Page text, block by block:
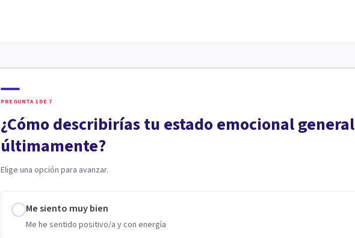
PREGUNTA 1 DE 7
¿Cómo describirías tu estado emocional general
últimamente?
Elige una opción para avanzar.
Me siento muy bien
Me he sentido positivo/a y con energía